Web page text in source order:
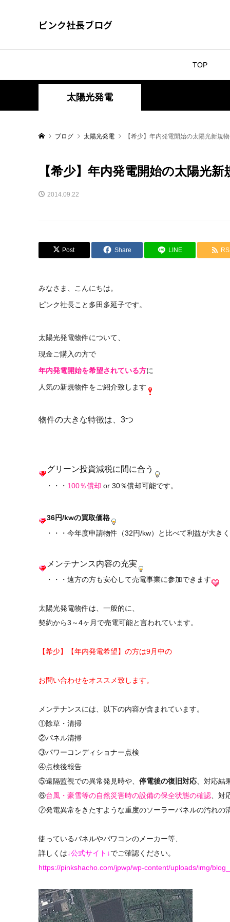
ピンク社長ブログ
TOP
太陽光発電
ブログ 太陽光発電 【希少】年内発電開始の太陽光新規
【希少】年内発電開始の太陽光新
2014.09.22
Post Share LINE
みなさま、こんにちは。
ピンク社長こと多田多延子です。
太陽光発電物件について、
現金ご購入の方で
年内発電開始を希望されている方に
人気の新規物件をご紹介致します
物件の大きな特徴は、3つ
グリーン投資減税に間に合う
・・・ 100％償却 or 30％償却可能です。
36円/kwの買取価格
・・・今年度申請物件（32円/kw）と比べて利益が大きく
メンテナンス内容の充実
・・・ 遠方の方も安心して売電事業に参加できます
太陽光発電物件は、一般的に、
契約から3～4ヶ月で売電可能と言われています。
【希少】【年内発電希望】の方は9月中の
お問い合わせをオススメ致します。
メンテナンスには、以下の内容が含まれています。
①除草・清掃
②パネル清掃
③パワーコンディショナー点検
④点検後報告
⑤遠隔監視での異常発見時や、 停電後の復旧対応、対応結
⑥台風・豪雪等の自然災害時の設備の保全状態の確認、対
⑦発電異常をきたすような重度のソーラーパネルの汚れの
使っているパネルやパワコンのメーカー等、
詳しくは↓公式サイト↓でご確認ください。
https://pinkshacho.com/jpwp/wp-content/uploads/img/